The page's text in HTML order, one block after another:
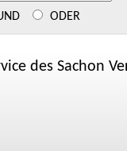
ODER
des Sachon